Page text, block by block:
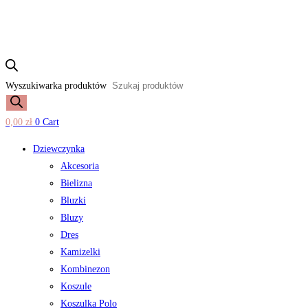
Wyszukiwarka produktów
0,00 zł 0 Cart
Dziewczynka
Akcesoria
Bielizna
Bluzki
Bluzy
Dres
Kamizelki
Kombinezon
Koszule
Koszulka Polo